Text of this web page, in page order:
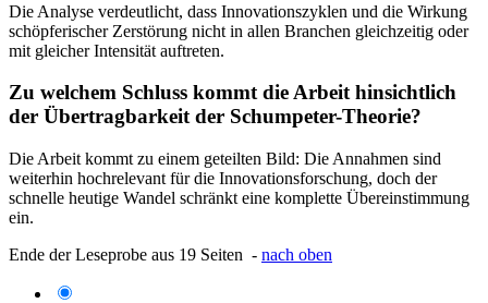
Die Analyse verdeutlicht, dass Innovationszyklen und die Wirkung
schöpferischer Zerstörung nicht in allen Branchen gleichzeitig oder
mit gleicher Intensität auftreten.
Zu welchem Schluss kommt die Arbeit hinsichtlich
der Übertragbarkeit der Schumpeter-Theorie?
Die Arbeit kommt zu einem geteilten Bild: Die Annahmen sind
weiterhin hochrelevant für die Innovationsforschung, doch der
schnelle heutige Wandel schränkt eine komplette Übereinstimmung
ein.
Ende der Leseprobe aus 19 Seiten - nach oben